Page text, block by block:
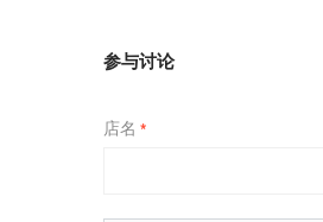
参与讨论
店名 *